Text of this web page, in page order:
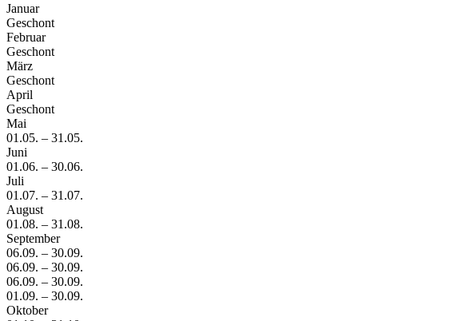
Januar
Geschont
Februar
Geschont
März
Geschont
April
Geschont
Mai
01.05. – 31.05.
Juni
01.06. – 30.06.
Juli
01.07. – 31.07.
August
01.08. – 31.08.
September
06.09. – 30.09.
06.09. – 30.09.
06.09. – 30.09.
01.09. – 30.09.
Oktober